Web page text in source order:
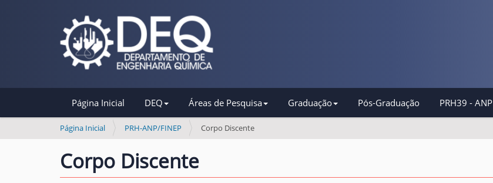
Página Inicial DEQ Áreas de Pesquisa Graduação Pós-Graduação PRH39 - ANP
V
ê
e
Página Inicial PRH-ANP/FINEP Corpo Discente
Corpo Discente